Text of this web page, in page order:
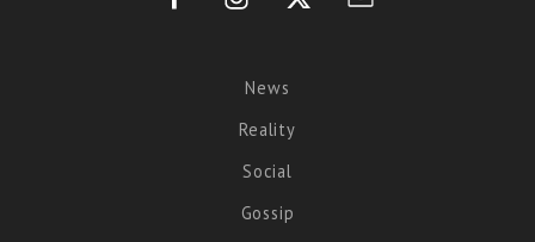
News
Reality
Social
Gossip